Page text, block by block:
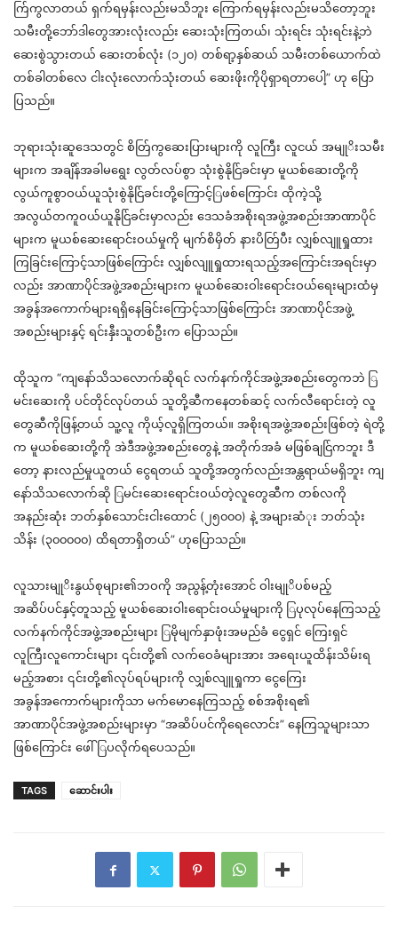
ကကွလာတယ ရှက်ရမှန်းလည်းမသိဘူး ကြောက်ရမှန်းလည်းမသိတော့ဘူး
သမီးတို့ဘော်ဒါတွေအားလုံးလည်း ဆေးသုံးကြတယ်၊ သုံးရင်း သုံးရင်းနဲ့ဘဲ
ဆေးစွဲသွားတယ ဆေးတစ်လုံး (၁၂၀) တစ်ရာ့နှစ်ဆယ သမီးတစ်ယောက်ထဲ
တစ်ခါတစ်လေ ငါးလုံးလောက်သုံးတယ ဆေးဖိုးကိုပိုရှာရတာပေ ါ့” ဟု ပြော
ပြသည်။
ဘုရားသုံးဆူဒေသတွင စိတကွဆေးပြားများကို လူကြီး လူငယ အမိးသမီး
များက အချိန်အခါမရွေး လွတ်လပ်စွာ သုံးစွဲနိုငခင်းမှာ မူယစ်ဆေးတို့ကို
လွယ်ကူစွာဝယ်ယူသုံးစွဲနိုငခင်းတို့ကြောငဖစ်ကြောင်း ထိုကဲ့သို
အလွယ်တကူဝယ်ယူနိုငခင်းမှာလည်း ဒေသခံအစိုးရအဖွဲ့အစည်းအာဏာပိုင်
များက မူယစ်ဆေးရောင်းဝယ်မှုကို မျက်စိမှိတ နားပိတပီး လစ်လျူရှုထား
ကြခြင်းကြောငသာဖြစ်ကြောင်း လစ်လျူရှုထားရသညအကြောင်းအရင်းမှာ
လည်း အာဏာပိုင်အဖွဲ့အစည်းများက မူယစ်ဆေးဝါးရောင်းဝယ်ရေးများထံမ
အခွန်အကောက်များရရှိနေခြင်းကြောငသာဖြစ်ကြောင်း အာဏာပိုင်အဖွဲ့
အစည်းများနှင့် ရင်းနှီးသူတစ်ဦးက ပြောသည်။
ထိုသူက “ကျနော်သိသလောက်ဆိုရင လက်နက်ကိုင်အဖွဲ့အစည်းတွေကဘဲ ြ
မင်းဆေးကို ပင်တိုင်လုပ်တယ သူတို့ဆီကနေတစ်ဆင လက်လီရောင်းတဲ လူ
တွေဆီကိုဖြနတယ သူ့လူ ကိုယလူရှိကြတယ်။ အစိုးရအဖွဲ့အစည်းဖြစ်တဲ ရဲတို့
က မူယစ်ဆေးတို့ကို အဲဒီအဖွဲ့အစည်းတွေနဲ အတိုက်အခံ မဖြစ်ချငကဘူး ဒီ
တော နားလည်မှုယူတယ ငွေရတယ သူတို့အတွက်လည်းအန္တရာယ်မရှိဘူး ကျ
နော်သိသလောက်ဆို ြမင်းဆေးရောင်းဝယ်တဲ့လူတွေဆီက တစ်လကို
အနည်းဆုံ ဘတ်နှစ်သောင်းငါးထောင (၂၅၀၀၀) နဲ အများဆံ ဘတ်သုံး
သိန်း (၃၀၀၀၀၀) ထိရတာရှိတယ်” ဟုပြောသည်။
လူသားမနွယ်စုများ၏ဘဝကို အညွနတုံးအောင ဝါးမိပစ်မည
အဆိပ်ပင်နှင့်တူသည မူယစ်ဆေးဝါးရောင်းဝယ်မှုများကို ြပုလုပ်နေကြသည
လက်နက်ကိုင်အဖွဲ့အစည်းများ ြမိုမျက်နှာဖုံးအမည်ခံ ငွေရှင ကြေးရှင
လူကြီးလူကောင်းများ ၎င်းတို့၏ လက်ဝေခံများအား အရေးယူထိန်းသိမ်းရ
မညအစား ၎င်းတို့၏လုပ်ရပ်များကို လစ်လျူရှုကာ ငွေကြေး
အခွန်အကောက်များကိုသာ မက်မောနေကြသည စစ်အစိုးရ၏
အာဏာပိုင်အဖွဲ့အစည်းများမှာ “အဆိပ်ပင်ကိုရေလောင်း” နေကြသူများသာ
ဖြစ်ကြောင်း ဖေပလိုက်ရပေသည်။
TAGS ဆောင်းပါး